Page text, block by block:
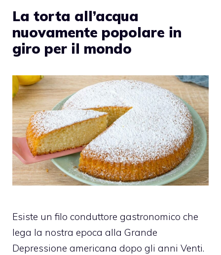
La torta all’acqua
nuovamente popolare in
giro per il mondo
Esiste un filo conduttore gastronomico che
lega la nostra epoca alla Grande
Depressione americana dopo gli anni Venti.